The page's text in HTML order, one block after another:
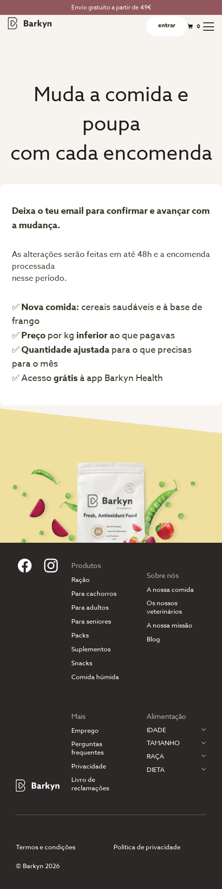
Envio gratuito a partir de 49€
entrar 0
Muda a comida e
poupa
com cada encomenda
Deixa o teu email para confirmar e avançar com
a mudança.
As alterações serão feitas em até 48h e a encomenda
processada
nesse período.
✅Nova comida:cereais saudáveis e à base de
frango
✅Preçopor kg inferiorao que pagavas
✅Quantidade ajustadapara o que precisas
para o mês
✅ Acessográtisà app Barkyn Health
Produtos
Ração
Para cachorros
Para adultos
Para seniores
Packs
Suplementos
Snacks
Comida húmida
Sobre nós
A nossa comida
Os nossos
veterinários
A nossa missão
Blog
Mais
Emprego
Perguntas
frequentes
Privacidade
Livro de
reclamações
Alimentação
IDADE
TAMANHO
RAÇA
DIETA
Termos e condições Política de privacidade
© Barkyn 2026